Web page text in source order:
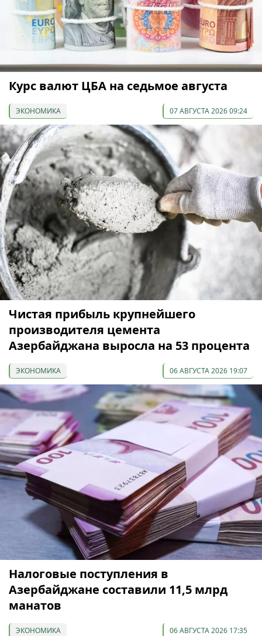
Курс валют ЦБА на седьмое августа
ЭКОНОМИКА 07 АВГУСТА 2026 09:24
Чистая прибыль крупнейшего
производителя цемента
Азербайджана выросла на 53 процента
ЭКОНОМИКА 06 АВГУСТА 2026 19:07
Налоговые поступления в
Азербайджане составили 11,5 млрд
манатов
ЭКОНОМИКА 06 АВГУСТА 2026 17:35